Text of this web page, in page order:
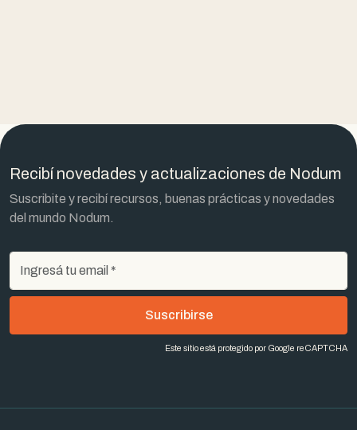
Recibí novedades y actualizaciones de Nodum
Suscribite y recibí recursos, buenas prácticas y novedades
del mundo Nodum.
Suscribirse
Este sitio está protegido por Google reCAPTCHA